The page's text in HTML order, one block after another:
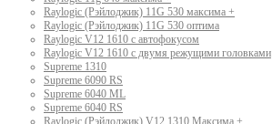
Raylogic (Рэйлоджик) 11G 530 максима +
Raylogic (Рэйлоджик) 11G 530 оптима
Raylogic V12 1610 с автофокусом
Raylogic V12 1610 с двумя режущими головками
Supreme 1310
Supreme 6090 RS
Supreme 6040 ML
Supreme 6040 RS
Raylogic (Рэйлоджик) V12 1310 Максима +